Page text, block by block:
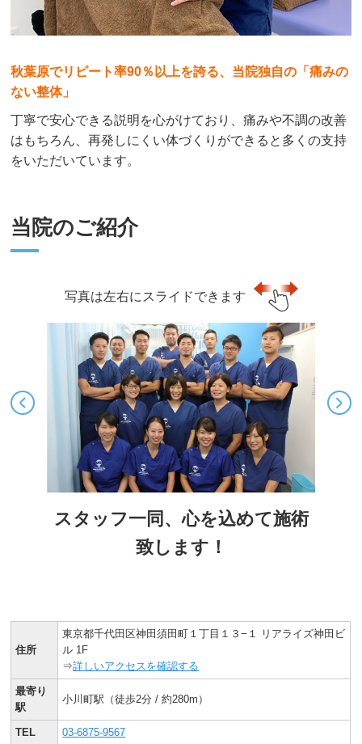
秋葉原でリピート率90％以上を誇る、当院独自の「痛みの
ない整体」
丁寧で安心できる説明を心がけており、痛みや不調の改善
はもちろん、再発しにくい体づくりができると多くの支持
をいただいています。
当院のご紹介
写真は左右にスライドできます
スタッフ一同、心を込めて施術
致します！
住所
東京都千代田区神田須田町１丁目１３−１ リアライズ神田ビ
ル 1F
⇒詳しいアクセスを確認する
最寄り
駅
小川町駅（徒歩2分 / 約280m）
TEL 03-6875-9567